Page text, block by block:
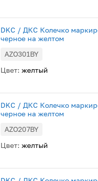
DKC / ДКС Колечко
черное на желтом
AZO301BY
Цвет: желтый
DKC / ДКС Колечко
черное на желтом
AZO207BY
Цвет: желтый